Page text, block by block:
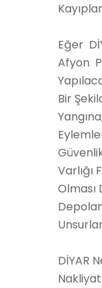
Eğer
Afyon
Bir
Varlığı
Olması
DİYAR